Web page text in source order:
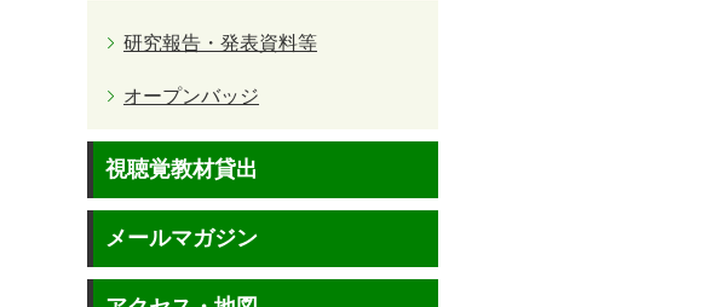
研究報告・発表資料等
オープンバッジ
視聴覚教材貸出
メールマガジン